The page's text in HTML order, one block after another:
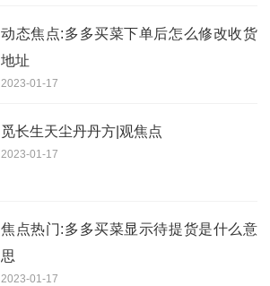
动态焦点:多多买菜下单后怎么修改收货
地址
2023-01-17
觅长生天尘丹丹方|观焦点
2023-01-17
焦点热门:多多买菜显示待提货是什么意
思
2023-01-17